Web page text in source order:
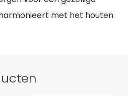
met het houten